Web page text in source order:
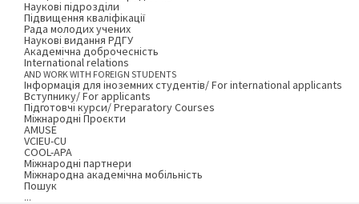
Наукові підрозділи
Підвищення кваліфікації
Рада молодих учених
Наукові видання РДГУ
Академічна доброчесність
International relations
AND WORK WITH FOREIGN STUDENTS
Інформація для іноземних студентів/ For international applicants
Вступнику/ For applicants
Підготовчі курси/ Preparatory Courses
Міжнародні Проєкти
AMUSE
VCIEU-CU
COOL-APA
Міжнародні партнери
Міжнародна академічна мобільність
Пошук
...